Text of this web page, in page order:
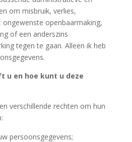
om misbruik, verlies,
openbaarmaking,
of een anderszins
tegen te gaan. Alleen ik heb
u en hoe kunt u deze
verschillende rechten om hun
persoonsgegevens;